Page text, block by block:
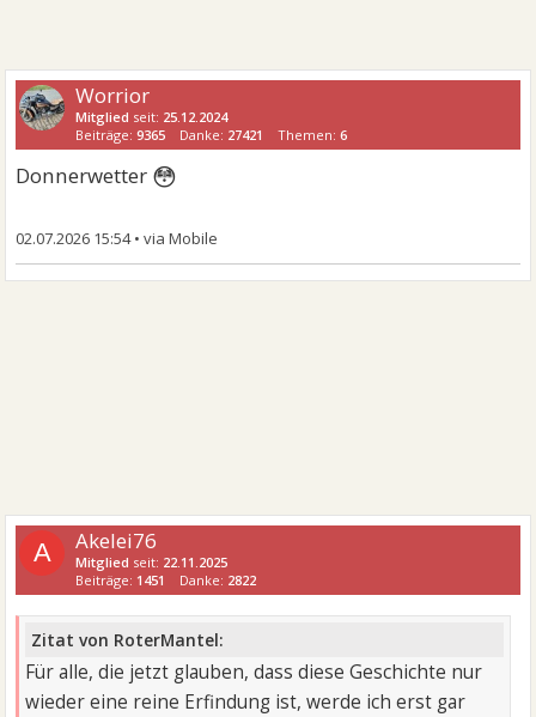
Worrior
Mitglied seit: 25.12.2024
Beiträge:9365 Danke: 27421 Themen:6
Donnerwetter 😳
02.07.2026 15:54•
A Akelei76
Mitglied seit: 22.11.2025
Beiträge: 1451 Danke: 2822
Zitat von RoterMantel:
Für alle, die jetzt glauben, dass diese Geschichte nur
wieder eine reine Erfindung ist, werde ich erst gar